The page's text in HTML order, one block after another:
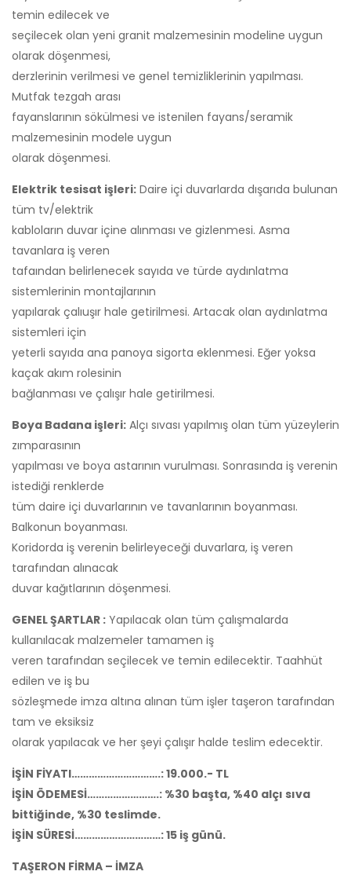
temin edilecek ve
seçilecek olan yeni granit malzemesinin modeline uygun
olarak döşenmesi,
derzlerinin verilmesi ve genel temizliklerinin yapılması.
Mutfak tezgah arası
fayanslarının sökülmesi ve istenilen fayans/seramik
malzemesinin modele uygun
olarak döşenmesi.
Elektrik tesisat işleri: Daire içi duvarlarda dışarıda bulunan
tüm tv/elektrik
kabloların duvar içine alınması ve gizlenmesi. Asma
tavanlara iş veren
tafaından belirlenecek sayıda ve türde aydınlatma
sistemlerinin montajlarının
yapılarak çalıuşır hale getirilmesi. Artacak olan aydınlatma
sistemleri için
yeterli sayıda ana panoya sigorta eklenmesi. Eğer yoksa
kaçak akım rolesinin
bağlanması ve çalışır hale getirilmesi.
Boya Badana işleri: Alçı sıvası yapılmış olan tüm yüzeylerin
zımparasının
yapılması ve boya astarının vurulması. Sonrasında iş verenin
istediği renklerde
tüm daire içi duvarlarının ve tavanlarının boyanması.
Balkonun boyanması.
Koridorda iş verenin belirleyeceği duvarlara, iş veren
tarafından alınacak
duvar kağıtlarının döşenmesi.
GENEL ŞARTLAR : Yapılacak olan tüm çalışmalarda
kullanılacak malzemeler tamamen iş
veren tarafından seçilecek ve temin edilecektir. Taahhüt
edilen ve iş bu
sözleşmede imza altına alınan tüm işler taşeron tarafından
tam ve eksiksiz
olarak yapılacak ve her şeyi çalışır halde teslim edecektir.
İŞİN FİYATI………………………….: 19.000.- TL
İŞİN ÖDEMESİ…………………….: %30 başta, %40 alçı sıva
bittiğinde, %30 teslimde.
İŞİN SÜRESİ…………………………: 15 iş günü.
TAŞERON FİRMA – İMZA